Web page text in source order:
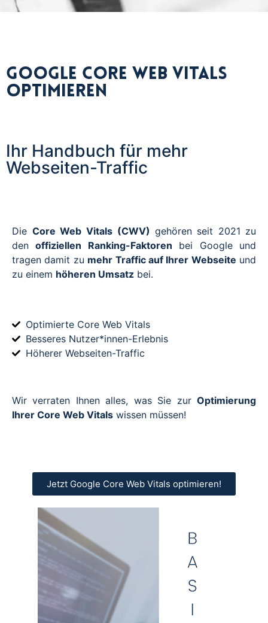
Google Core Web Vitals
optimieren
Ihr Handbuch für mehr
Webseiten-Traffic
Die Core Web Vitals (CWV) gehören seit 2021 zu
denoffiziellen Ranking-Faktoren bei Google und
tragen damit zu mehr Traffic auf Ihrer Webseite und
zu einem höheren Umsatz bei.
Optimierte Core Web Vitals
Besseres Nutzer*innen-Erlebnis
Höherer Webseiten-Traffic
Wir verraten Ihnen alles, was Sie zur Optimierung
Ihrer Core Web Vitals wissen müssen!
Jetzt Google Core Web Vitals optimieren!